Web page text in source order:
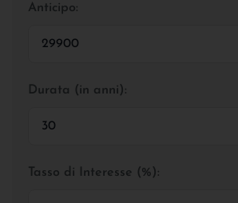
Anticipo:
Durata (in anni):
Tasso di Interesse (%):